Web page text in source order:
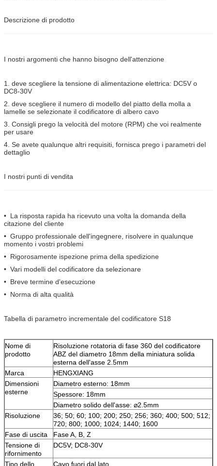
Descrizione di prodotto
I nostri argomenti che hanno bisogno dell'attenzione
1. deve scegliere la tensione di alimentazione elettrica: DC5V o
DC8-30V
2. deve scegliere il numero di modello del piatto della molla a
lamelle se selezionate il codificatore di albero cavo
3. Consigli prego la velocità del motore (RPM) che voi realmente
per usare
4. Se avete qualunque altri requisiti, fornisca prego i parametri del
dettaglio
I nostri punti di vendita
• La risposta rapida ha ricevuto una volta la domanda della
citazione del cliente
• Gruppo professionale dell'ingegnere, risolvere in qualunque
momento i vostri problemi
• Rigorosamente ispezione prima della spedizione
• Vari modelli del codificatore da selezionare
• Breve termine d'esecuzione
• Norma di alta qualità
Tabella di parametro incrementale del codificatore S18
Nome di
prodotto
Risoluzione rotatoria di fase 360 del codificatore
ABZ del diametro 18mm della miniatura solida
esterna dell'asse 2.5mm
Marca
HENGXIANG
Dimensioni
esterne
Diametro esterno: 18mm
Spessore: 18mm
Diametro solido dell'asse: ⌀2.5mm
Risoluzione
36; 50; 60; 100; 200; 250; 256; 360; 400; 500; 512;
720; 800; 1000; 1024; 1440; 1600
Fase di uscita
Fase A, B, Z
Tensione di
rifornimento
DC5V; DC8-30V
Tipo dello Cavo fuori dal lato